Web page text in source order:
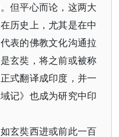
但平心而论，这两大
历史上，尤其是在中
表的佛教文化沟通拉
玄奘，将之前或被称
式翻译成印度，并一
记》也成为研究中印
玄奘西进或前此一百